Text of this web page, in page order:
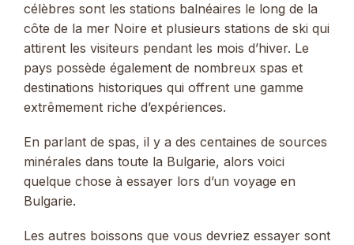
célèbres sont les stations balnéaires le long de la
côte de la mer Noire et plusieurs stations de ski qui
attirent les visiteurs pendant les mois d’hiver. Le
pays possède également de nombreux spas et
destinations historiques qui offrent une gamme
extrêmement riche d’expériences.
En parlant de spas, il y a des centaines de sources
minérales dans toute la Bulgarie, alors voici
quelque chose à essayer lors d’un voyage en
Bulgarie.
Les autres boissons que vous devriez essayer sont